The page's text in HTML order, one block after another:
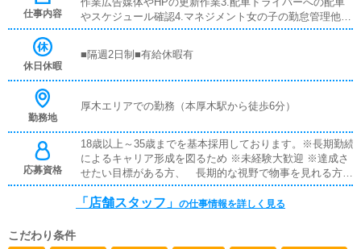
能力次第で即ポストをご用意します
仕事内容
やスケジュール確認4.マネジメント女の子の勤怠管理他ス
ケジュール確認5.その他円滑な店舗運営を最大限にサポー
休日休暇
■隔週2日制■有給休暇有
勤務地
厚木エリアでの勤務（本厚木駅から徒歩6分）
応募資格
18歳以上～35歳までを基本採用しております。※長期勤続
によるキャリア形成を図るため ※未経験大歓迎 ※達成さ
せたい目標がある方、 長期的な視野で物事を見れる方か
らの ご応募お待ちしております。 ※ご応募前に当グル
ープの考え方に ご共感頂ける場合のみご応募下さい。
「店舗スタッフ」 の仕事情報を詳しく見る
こだわり条件